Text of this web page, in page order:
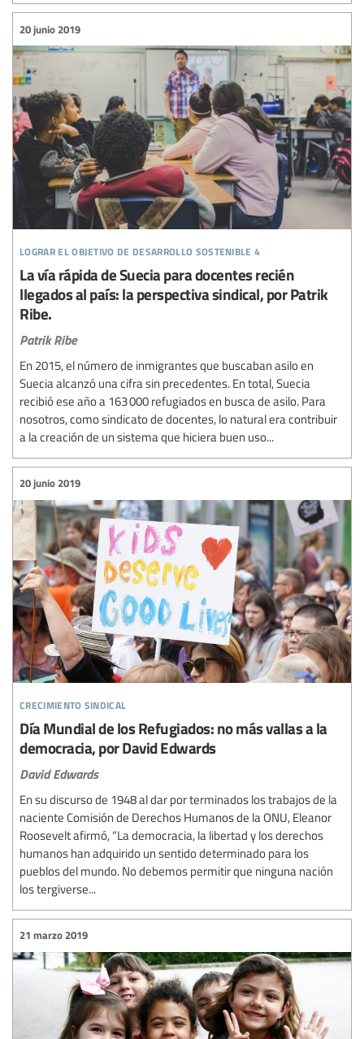
lograr el objetivo de desarrollo sostenible 4
20 junio 2019
La vía rápida de Suecia para docentes recién
llegados al país: la perspectiva sindical, por Patrik
Ribe.
Patrik Ribe
En 2015, el número de inmigrantes que buscaban asilo en
Suecia alcanzó una cifra sin precedentes. En total, Suecia
recibió ese año a 163 000 refugiados en busca de asilo. Para
nosotros, como sindicato de docentes, lo natural era contribuir
a la creación de un sistema que hiciera buen uso...
crecimiento sindical
20 junio 2019
Día Mundial de los Refugiados: no más vallas a la
democracia, por David Edwards
David Edwards
En su discurso de 1948 al dar por terminados los trabajos de la
naciente Comisión de Derechos Humanos de la ONU, Eleanor
Roosevelt afirmó, “La democracia, la libertad y los derechos
humanos han adquirido un sentido determinado para los
pueblos del mundo. No debemos permitir que ninguna nación
los tergiverse...
21 marzo 2019